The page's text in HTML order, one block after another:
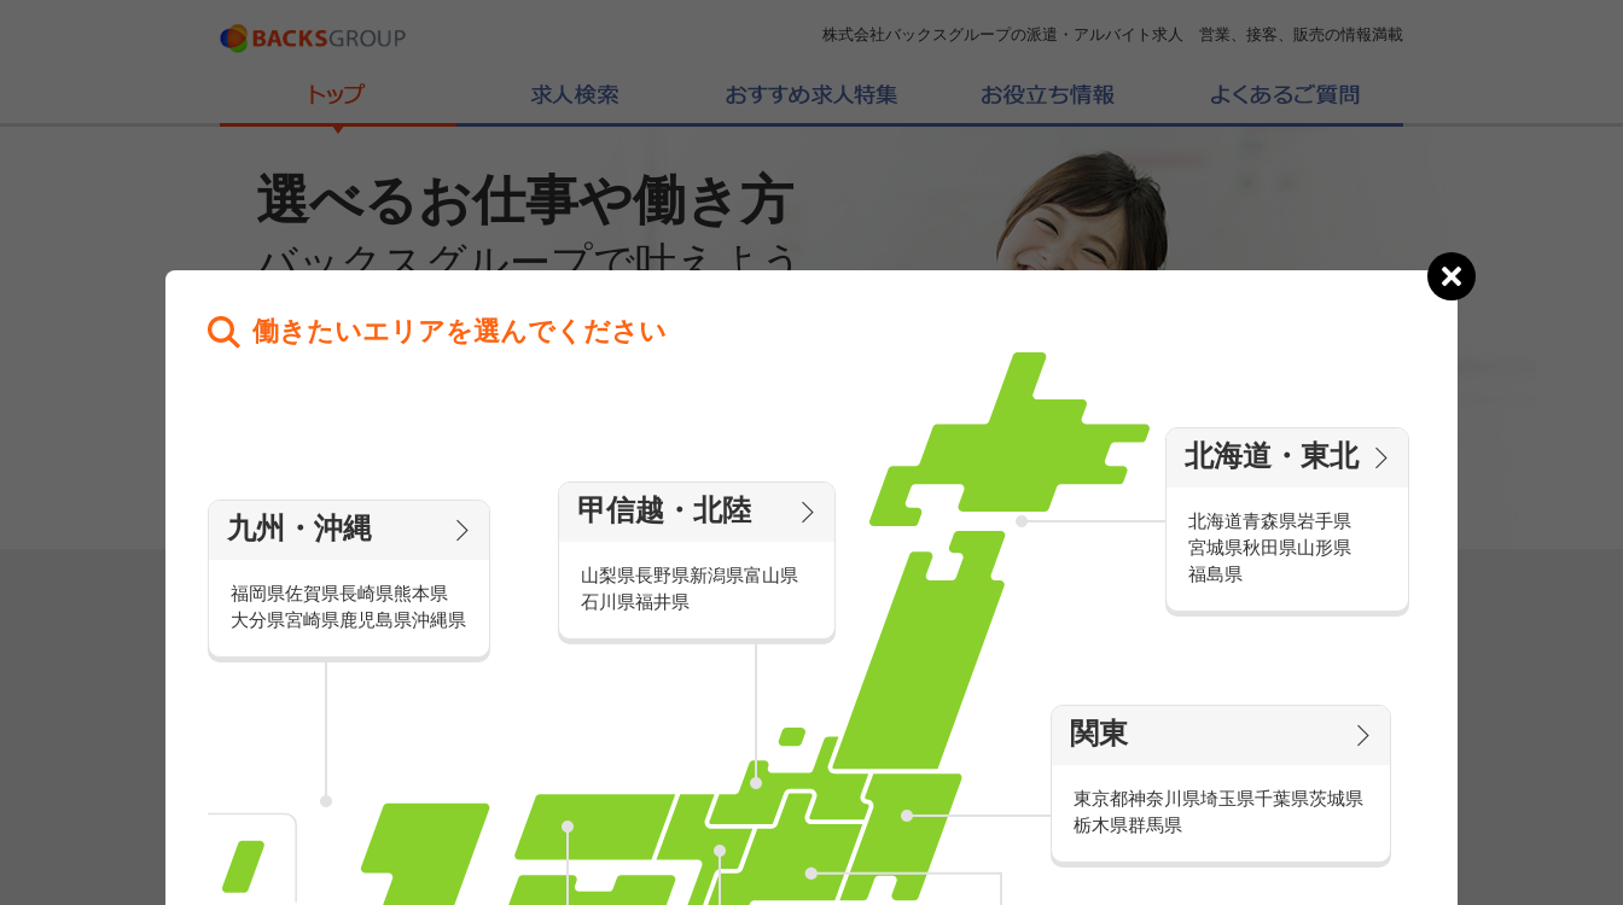
株式会社バックスグループの派遣・アルバイト求人 営業、接客、販売の情報満載
選べるお仕事や働き方
バックスグループで叶えよう
働きたいエリアを選んでください
エリアの
働きたいエリアを選んでください
北海道・東北
北海道青森県岩手県
宮城県秋田県山形県
福島県
関東
東京都神奈川県埼玉県千葉県茨城県
栃木県群馬県
九州・沖縄
福岡県佐賀県長崎県熊本県
大分県宮崎県鹿児島県沖縄県
甲信越・北陸
山梨県長野県新潟県富山県
石川県福井県
派遣・アルバイトのおすすめ求人特集